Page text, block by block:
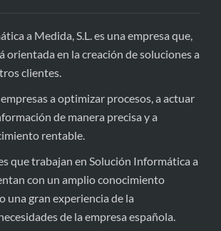
a Medida, S.L. es una empresa que,
orientada en la creación de soluciones a
clientes.
a optimizar procesos, a actuar
de manera precisa y a
rentable.
que trabajan en Solución Informática a
con un amplio conocimiento
una gran experiencia de la
de la empresa española.